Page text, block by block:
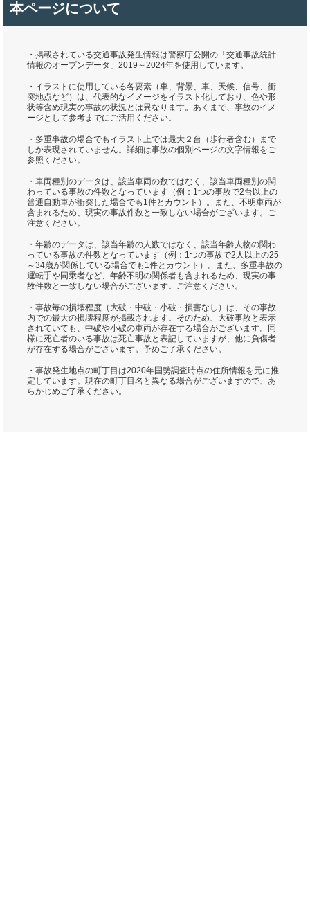
本ページについて
・掲載されている交通事故発生情報は警察庁公開の「交通事故統計
情報のオープンデータ」2019～2024年を使用しています。
・イラストに使用している各要素（車、背景、車、天候、信号、衝
突地点など）は、代表的なイメージをイラスト化しており、色や形
状等含め現実の事故の状況とは異なります。あくまで、事故のイメ
ージとして参考までにご活用ください。
・多重事故の場合でもイラスト上では最大２台（歩行者含む）まで
しか表現されていません。詳細は事故の個別ページの文字情報をご
参照ください。
・車両種別のデータは、該当車両の数ではなく、該当車両種別の関
わっている事故の件数となっています（例：1つの事故で2台以上の
普通自動車が衝突した場合でも1件とカウント）。また、不明車両が
含まれるため、現実の事故件数と一致しない場合がございます。ご
注意ください。
・年齢のデータは、該当年齢の人数ではなく、該当年齢人物の関わ
っている事故の件数となっています（例：1つの事故で2人以上の25
～34歳が関係している場合でも1件とカウント）。また、多重事故の
運転手や同乗者など、年齢不明の関係者も含まれるため、現実の事
故件数と一致しない場合がございます。ご注意ください。
・事故毎の損壊程度（大破・中破・小破・損害なし）は、その事故
内での最大の損壊程度が掲載されます。そのため、大破事故と表示
されていても、中破や小破の車両が存在する場合がございます。同
様に死亡者のいる事故は死亡事故と表記していますが、他に負傷者
が存在する場合がございます。予めご了承ください。
・事故発生地点の町丁目は2020年国勢調査時点の住所情報を元に推
定しています。現在の町丁目名と異なる場合がございますので、あ
らかじめご了承ください。